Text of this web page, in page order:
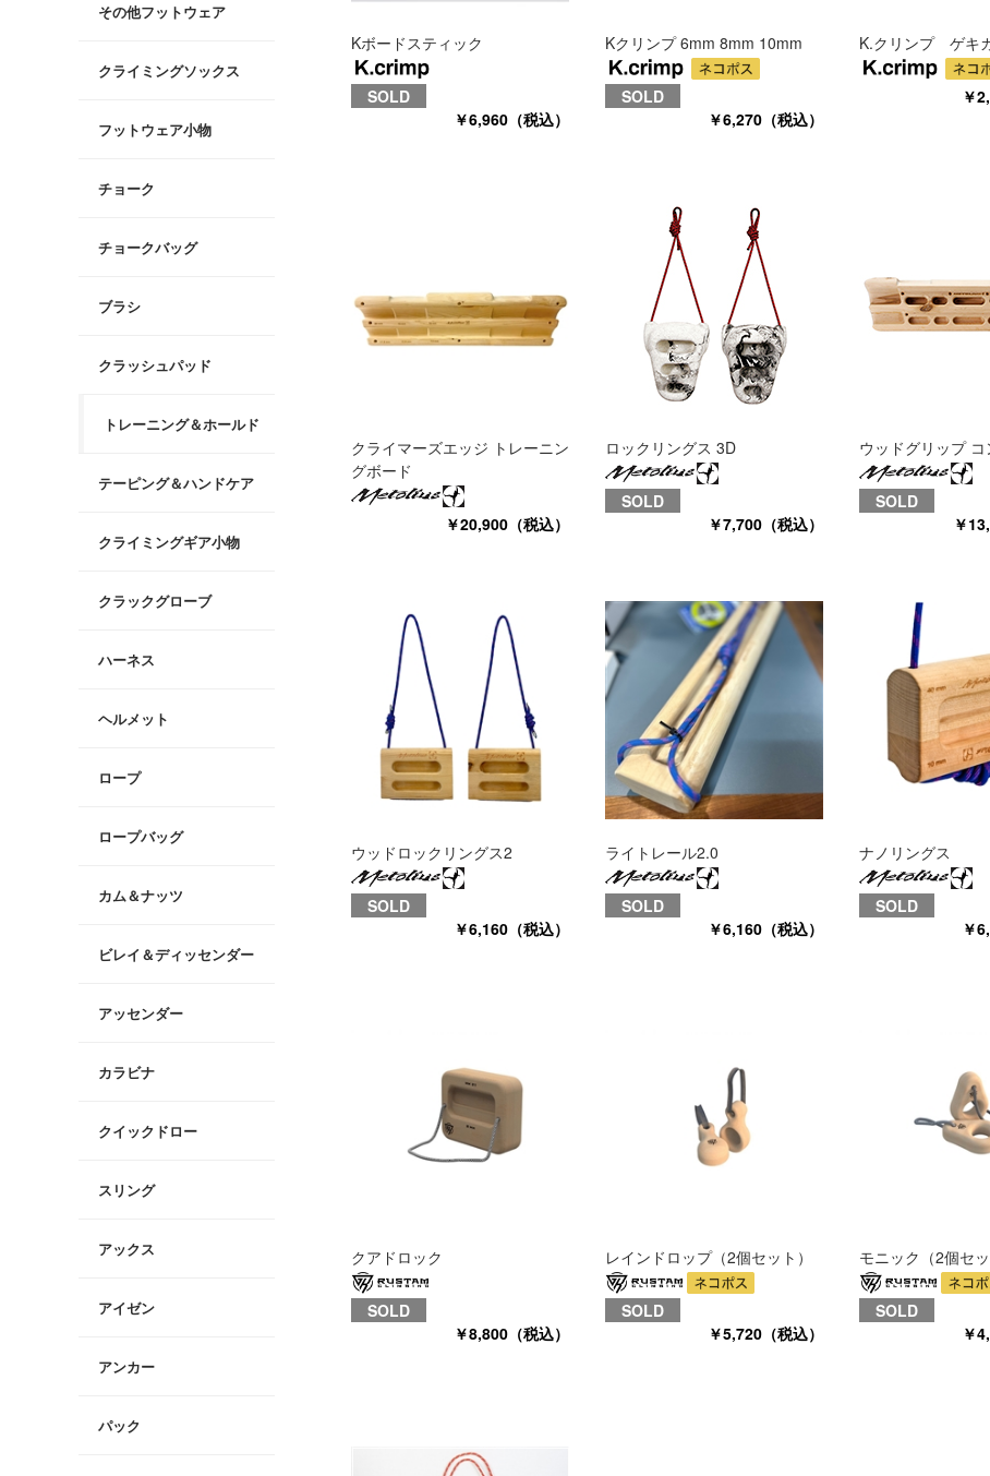
その他フットウェア
クライミングソックス
フットウェア小物
チョーク
チョークバッグ
ブラシ
クラッシュパッド
トレーニング＆ホールド
テーピング＆ハンドケア
クライミングギア小物
クラックグローブ
ハーネス
ヘルメット
ロープ
ロープバッグ
カム＆ナッツ
ビレイ＆ディッセンダー
アッセンダー
カラビナ
クイックドロー
スリング
アックス
アイゼン
アンカー
パック
Kボードスティック
SOLD
￥6,960（税込）
Kクリンプ 6mm 8mm 10mm
SOLD
￥6,270（税込）
K.クリンプ ゲキ
￥
クライマーズエッジ トレーニン
グボード
￥20,900（税込）
ロックリングス 3D
SOLD
￥7,700（税込）
ウッドグリップ
SOLD
￥
ウッドロックリングス2
SOLD
￥6,160（税込）
ライトレール2.0
SOLD
￥6,160（税込）
ナノリングス
SOLD
￥
クアドロック
SOLD
￥8,800（税込）
レインドロップ（2個セット）
SOLD
￥5,720（税込）
モニック（2個セッ
SOLD
￥